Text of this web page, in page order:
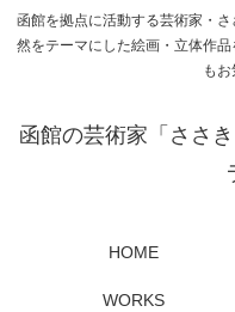
函館を拠点に活動する芸術家・
然をテーマにした絵画・立体作
もお
函館の芸術家「ささ
HOME
WORKS